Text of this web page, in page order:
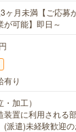
ヶ月未満【ご応募
が可能】即日～
有り
加工）
装置に利用される
(派遣)未経験歓迎